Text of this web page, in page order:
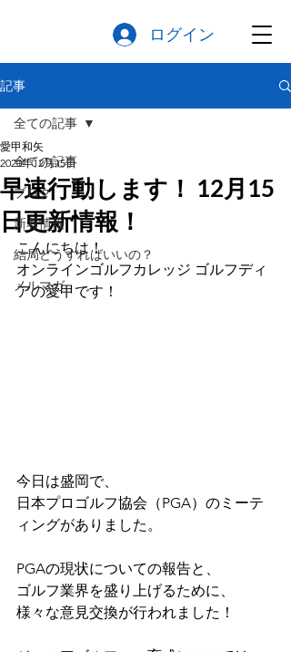
ログイン
記事
全ての記事
ブログ
新着情報
結局どうすればいいの？
メルマガ
全ての記事
早速行動します！ 12月15
日更新情報！
愛甲和矢
2020年12月15日
こんにちは！
オンラインゴルフカレッジ ゴルフディ
アの愛甲です！
今日は盛岡で、
日本プロゴルフ協会（PGA）のミーテ
ィングがありました。
PGAの現状についての報告と、
ゴルフ業界を盛り上げるために、
様々な意見交換が行われました！